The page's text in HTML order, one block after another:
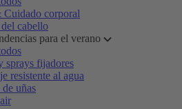
Cuidado corporal
cabello
para el verano
sprays fijadores
resistente al agua
de uñas